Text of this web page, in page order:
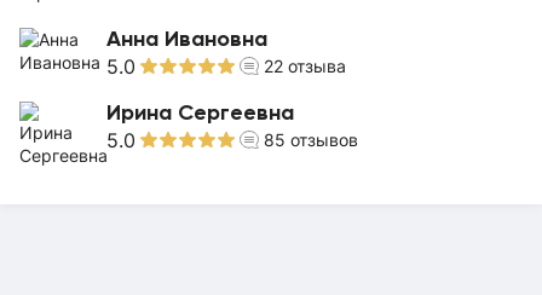
Анна Ивановна
5.0 22 отзыва
Ирина Сергеевна
5.0 85 отзывов